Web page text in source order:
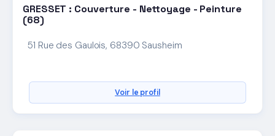
GRESSET : Couverture - Nettoyage - Peinture
(68)
51 Rue des Gaulois, 68390 Sausheim
Voir le profil